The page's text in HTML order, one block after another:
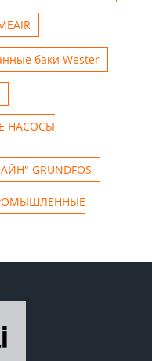
баки Wester
НАСОСЫ
GRUNDFOS